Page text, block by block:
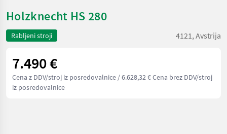
Holzknecht HS 280
Rabljeni stroji 4121, Avstrija
7.490 €
Cena z DDV/stroj iz posredovalnice / 6.628,32 € Cena brez DDV/stroj
iz posredovalnice